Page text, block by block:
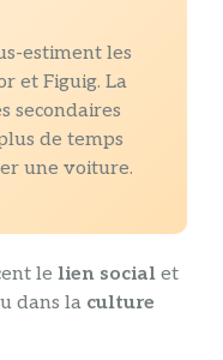
estiment les
et Figuig. La
secondaires
de temps
une voiture.
le lien social et
dans la culture